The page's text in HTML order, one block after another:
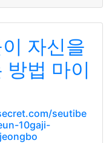
자신을
방법 마이
seutibe
10gaji-